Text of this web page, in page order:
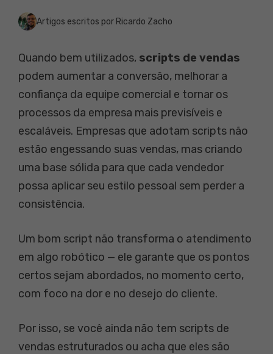
Artigos escritos por Ricardo Zacho
Quando bem utilizados, scripts de vendas
podem aumentar a conversão, melhorar a
confiança da equipe comercial e tornar os
processos da empresa mais previsíveis e
escaláveis. Empresas que adotam scripts não
estão engessando suas vendas, mas criando
uma base sólida para que cada vendedor
possa aplicar seu estilo pessoal sem perder a
consistência.
Um bom script não transforma o atendimento
em algo robótico — ele garante que os pontos
certos sejam abordados, no momento certo,
com foco na dor e no desejo do cliente.
Por isso, se você ainda não tem scripts de
vendas estruturados ou acha que eles são